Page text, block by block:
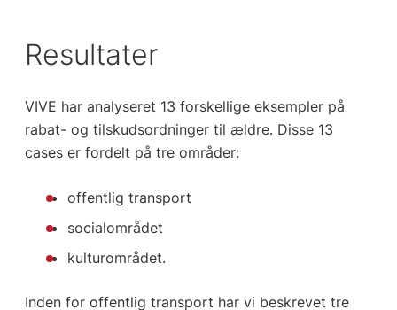
Resultater
VIVE har analyseret 13 forskellige eksempler på
rabat- og tilskudsordninger til ældre. Disse 13
cases er fordelt på tre områder:
offentlig transport
socialområdet
kulturområdet.
Inden for offentlig transport har vi beskrevet tre